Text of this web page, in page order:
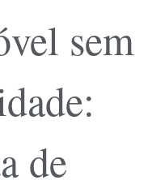
sem
de